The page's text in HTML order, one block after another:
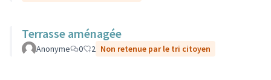
Terrasse aménagée
Anonyme 0 2 Non retenue par le tri citoyen